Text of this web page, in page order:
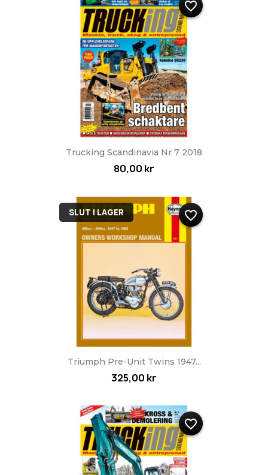
Trucking Scandinavia Nr 7 2018
80,00 kr
favorite_border
Triumph Pre-Unit Twins 1947...
325,00 kr
SLUT I LAGER favorite_border
favorite_border